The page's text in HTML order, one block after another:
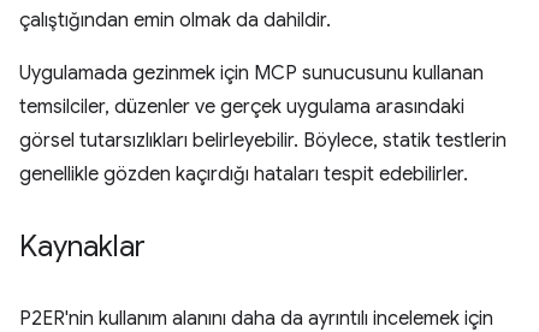
çalıştığından emin olmak da dahildir.
Uygulamada gezinmek için MCP sunucusunu kullanan
temsilciler, düzenler ve gerçek uygulama arasındaki
görsel tutarsızlıkları belirleyebilir. Böylece, statik testlerin
genellikle gözden kaçırdığı hataları tespit edebilirler.
Kaynaklar
P2ER'nin kullanım alanını daha da ayrıntılı incelemek için